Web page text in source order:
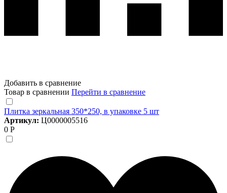
Добавить в сравнение
Товар в сравнении Перейти в сравнение
Плитка зеркальная 350*250, в упаковке 5 шт
Артикул: Ц0000005516
0 Р